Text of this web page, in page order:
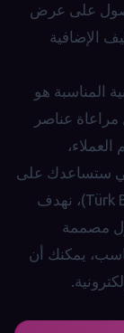
على عرض
الإضافية
المناسبة هو
عناصر
العملاء،
ستساعدك على
تحقيق أهدافك. كشركة ترك بيليشيم (Türk Bilişim)، نهدف
مصممة
يمكنك أن